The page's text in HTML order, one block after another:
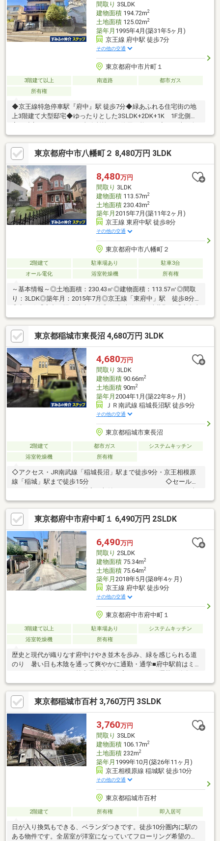
間取り 3SLDK
建物面積194.72m2
土地面積125.02m2
築年月 1995年4月(築31年5ヶ月)
京王線 府中駅 徒歩7分
その他の交通
東京都府中市片町１
3階建て以上 南道路
都市ガス
所有権
◆京王線特急停車駅『府中』駅 徒歩7分◆緑あふれる住宅街の地
上3階建て大型邸宅◆ゆったりとした3SLDK+2DK+1K 1F北側洋
室は独立しているため、事務所等にも使用可能です◇日の光に包
まれる南東角地 窓・出窓が多く、室内に自然光をたっぷり取り
込めます◇広々した前面道路で開放感あり＊暮らしを彩る設備
＊・家事の時短を叶える「食洗機」・お手入れが簡単な「IHクッ
キングヒーター」・悪天候からお車を守れる「ビルトイン車
庫」・洗車等に使える「スロップシンク」＊豊富な収納場所＊・
大型ウォークインクローゼット・納戸 ・廊下収納 など⇒お持
物の多いご家族も快適に暮らせます
東京都府中市八幡町２ 8,480万円 3LDK
8,480万円
間取り 3LDK
建物面積113.57m2
土地面積230.43m2
築年月 2015年7月(築11年2ヶ月)
京王線 東府中駅 徒歩8分
その他の交通
東京都府中市八幡町２
2階建て 駐車場あり
駐車3台
オール電化
浴室乾燥機 所有権
～基本情報～◎土地面積：230.43㎡◎建物面積：113.57㎡◎間取
り：3LDK◎築年月：2015年7月◎京王線「東府中」駅 徒歩8分
町」駅 徒歩19分～アピールポイント～◆外壁は赤みのあるのオ
ーストラリア産レンガを使用し高級感を演出しております。◆パ
ノラマ塔屋付帯の為、西洋の城のような歴史を感じる外観です。
◆内装はダマスク調の壁紙を使用しており、西洋の雰囲気に包ま
れた生活を送れます。◆環境に配慮したオール電化住宅となって
おります。◆2階洋室約9.1帖の居室は、室内に間仕切りを設置の
上、4LDKへの間取り変更が可能です。※別途費用を要す
東京都稲城市東長沼 4,680万円 3LDK
4,680万円
間取り 3LDK
建物面積90.66m2
土地面積90m2
築年月 2004年1月(築22年8ヶ月)
ＪＲ南武線 稲城長沼駅 徒歩9分
その他の交通
東京都稲城市東長沼
2階建て 都市ガス
システムキッチン
浴室乾燥機
所有権
◇アクセス・JR南武線「稲城長沼」駅まで徒歩9分・京王相模原
線「稲城」駅まで徒歩15分 ◇セールス
ポイント・３ＬＤＫ・全居室に収納あり・カースペースあり：車
種による◇設備・仕様・浄水器・オートバス・浴室換気乾燥機・
シャワー付き洗面化粧台・モニター付きインターホン・二面バル
コニー◇ライフインフォメーション ・セブンイ
レブン稲城長沼店まで約460ｍ徒歩6分・ピーコックストア稲城長
沼店まで約450ｍ徒歩6分 ・ウエルシア稲城長沼
駅店まで約740ｍ徒歩10分
東京都府中市府中町１ 6,490万円 2SLDK
6,490万円
間取り 2SLDK
建物面積75.34m2
土地面積75.64m2
築年月 2018年5月(築8年4ヶ月)
京王線 府中駅 徒歩9分
その他の交通
東京都府中市府中町１
3階建て以上 駐車場あり
システムキッチン
浴室乾燥機
所有権
歴史と現代が織りなす府中けやき並木を歩み、緑を感じられる道
のり 暑い日も木陰を通って爽やかに通勤・通学■府中駅前はミ
店・スーパー・銀行など有りお買い物にも便利です■小学校・中
学校・図書館まで徒歩8分、府中公園まで徒歩5分と子育て環境も
充実■忙しい日々に嬉しい食洗機・浴室乾燥・浴室追焚機能■ご家
族の会話が弾む対面キッチン、顔を合わせてコミュニケーション
が取れるリビングイン階段■3階のバルコニー・洋室からは府中の
街並みが一望でき解放感有り■水回りと洋室が１階に揃っている
のでご高齢の方がいるご家族にもおすすめです
東京都稲城市百村 3,760万円 3SLDK
3,760万円
間取り 3SLDK
建物面積106.17m2
土地面積232m2
築年月 1999年10月(築26年11ヶ月)
京王相模原線 稲城駅 徒歩10分
その他の交通
東京都稲城市百村
2階建て 所有権 即入居可
日が入り換気もできる、ベランダつきです。徒歩10分圏内に駅の
ある物件です。全居室が洋室になっていてフローリング希望の方